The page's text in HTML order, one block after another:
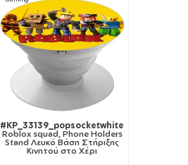
#KP_33139_popsocketwhite
Roblox squad, Phone Holders
Stand Λευκό Βάση Στήριξης
Κινητού στο Χέρι